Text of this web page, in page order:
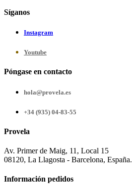
Síganos
Instagram
Youtube
Póngase en contacto
hola@provela.es
+34 (935) 04-83-55
Provela
Av. Primer de Maig, 11, Local 15
08120, La Llagosta - Barcelona, España.
Información pedidos